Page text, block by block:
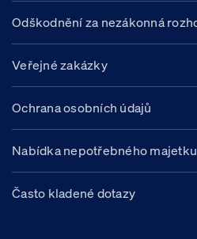
Odškodnění za nezákonná
Veřejné zakázky
Ochrana osobních údajů
Nabídka nepotřebného majetku
Často kladené dotazy